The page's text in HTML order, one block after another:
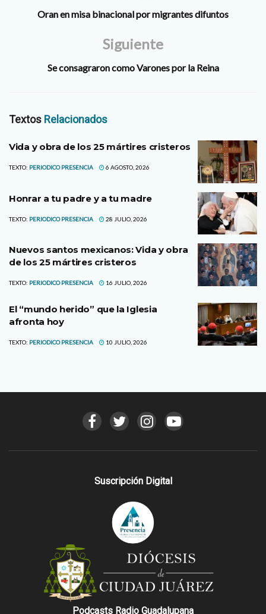
Oran en misa binacional por migrantes difuntos
Siguiente
Se consagraron como Varones por la Reina
Textos Relacionados
Vida y obra de los 25 mártires cristeros
TEXTO: PERIODICO PRESENCIA 6 AGOSTO, 2026
Honrar a tu padre y a tu madre
TEXTO: PERIODICO PRESENCIA 28 JULIO, 2026
Nuevos santos mexicanos: Vida y obra
de los 25 mártires cristeros
TEXTO: PERIODICO PRESENCIA 16 JULIO, 2026
El “mundo herido” que la Iglesia
afronta hoy
TEXTO: PERIODICO PRESENCIA 10 JULIO, 2026
Suscripción Digital
Podcasts Radio Guadalupana